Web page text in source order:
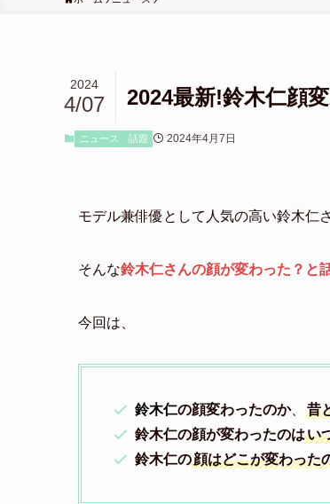
2024最新!鈴木仁顔
2024
4/07
ニュース 話題 2024年4月7日
モデル兼俳優として人気の高い鈴木仁さ
そんな鈴木仁さんの顔が変わった？と
今回は、
鈴木仁の顔変わったのか、
昔
鈴木仁の顔が変わったのはい
鈴木仁の顔はどこが変わった